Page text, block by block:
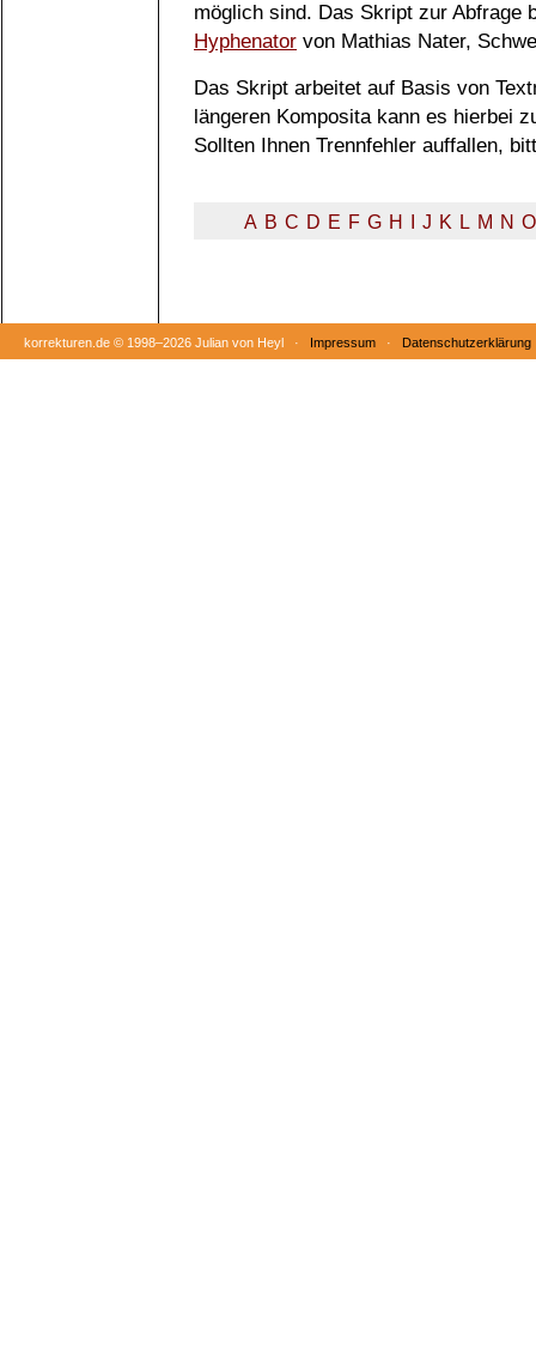
möglich sind. Das Skript zur Abfrage
Hyphenator von Mathias Nater,
Das Skript arbeitet auf Basis von
längeren Komposita kann es hierbei
Sollten Ihnen Trennfehler auffallen,
A B C D E F G H J K L M N O
korrekturen.de © 1998–2026 Julian von Heyl · Impressum · Datenschutzerklärung